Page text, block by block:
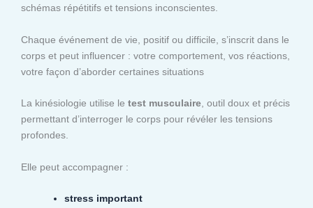
schémas répétitifs et tensions inconscientes.
Chaque événement de vie, positif ou difficile, s’inscrit dans le
corps et peut influencer : votre comportement, vos réactions,
votre façon d’aborder certaines situations
La kinésiologie utilise le test musculaire, outil doux et précis
permettant d’interroger le corps pour révéler les tensions
profondes.
Elle peut accompagner :
stress important